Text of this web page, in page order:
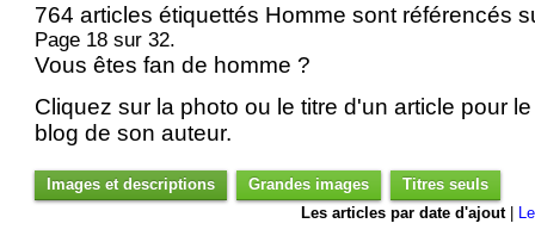
764 articles étiquettés Homme sont référencés
Page 18 sur 32.
Vous êtes fan de homme ?
Cliquez sur la photo ou le titre d'un article pour
blog de son auteur.
Images et descriptions Grandes images
Titres seuls
Les articles par date d'ajout|